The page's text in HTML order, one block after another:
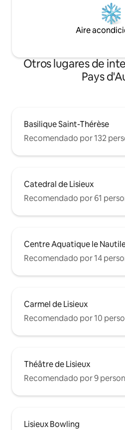
Aire
Otros lugares de
Pays
Basilique Saint-Thérèse
Recomendado por 132
Catedral de Lisieux
Recomendado por 61
Centre Aquatique le
Recomendado por 14
Carmel de Lisieux
Recomendado por 10
Théâtre de Lisieux
Recomendado por 9
Lisieux Bowling